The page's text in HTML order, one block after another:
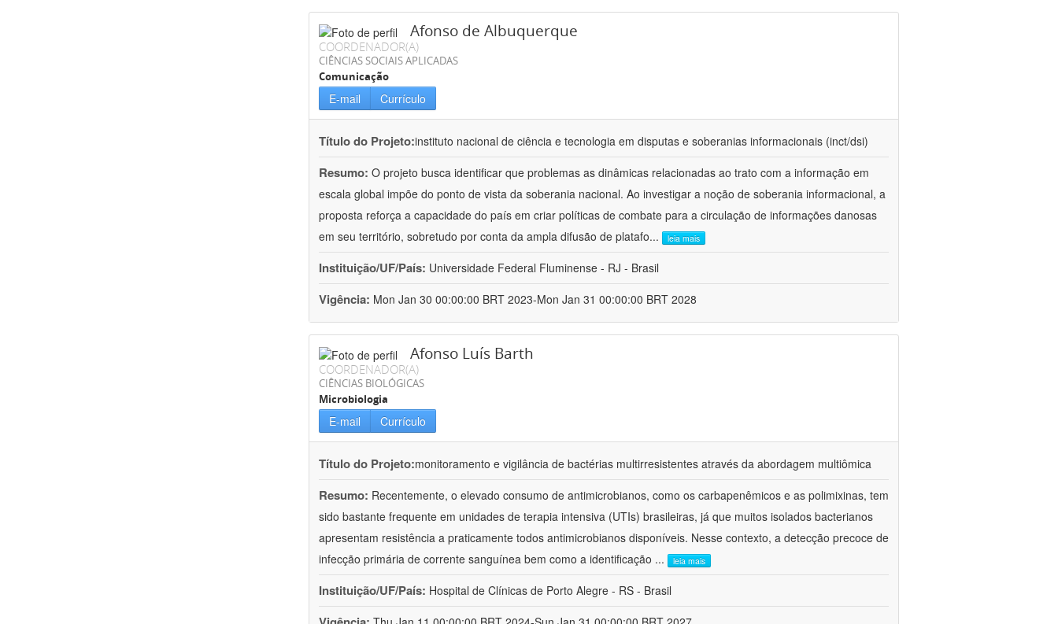
Afonso de Albuquerque
COORDENADOR(A)
CIÊNCIAS SOCIAIS APLICADAS
Comunicação
E-mail Currículo
Título do Projeto:instituto nacional de ciência e tecnologia em disputas e soberanias informacionais (inct/dsi)
Resumo: O projeto busca identificar que problemas as dinâmicas relacionadas ao trato com a informação em
escala global impõe do ponto de vista da soberania nacional. Ao investigar a noção de soberania informacional, a
proposta reforça a capacidade do país em criar políticas de combate para a circulação de informações danosas
em seu território, sobretudo por conta da ampla difusão de platafo... leia mais
Instituição/UF/País: Universidade Federal Fluminense - RJ - Brasil
Vigência: Mon Jan 30 00:00:00 BRT 2023-Mon Jan 31 00:00:00 BRT 2028
Afonso Luís Barth
COORDENADOR(A)
CIÊNCIAS BIOLÓGICAS
Microbiologia
E-mail Currículo
Título do Projeto:monitoramento e vigilância de bactérias multirresistentes através da abordagem multiômica
Resumo: Recentemente, o elevado consumo de antimicrobianos, como os carbapenêmicos e as polimixinas, tem
sido bastante frequente em unidades de terapia intensiva (UTIs) brasileiras, já que muitos isolados bacterianos
apresentam resistência a praticamente todos antimicrobianos disponíveis. Nesse contexto, a detecção precoce de
infecção primária de corrente sanguínea bem como a identificação ... leia mais
Instituição/UF/País: Hospital de Clínicas de Porto Alegre - RS - Brasil